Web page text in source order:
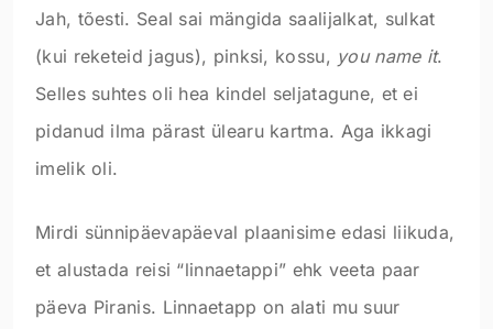
Jah, tõesti. Seal sai mängida saalijalkat, sulkat
(kui reketeid jagus), pinksi, kossu, you name it.
Selles suhtes oli hea kindel seljatagune, et ei
pidanud ilma pärast ülearu kartma. Aga ikkagi
imelik oli.
Mirdi sünnipäevapäeval plaanisime edasi liikuda,
et alustada reisi “linnaetappi” ehk veeta paar
päeva Piranis. Linnaetapp on alati mu suur